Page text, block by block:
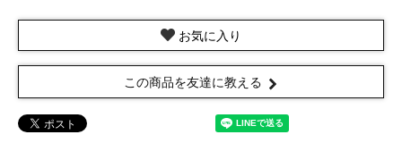
お気に入り
この商品を友達に教える